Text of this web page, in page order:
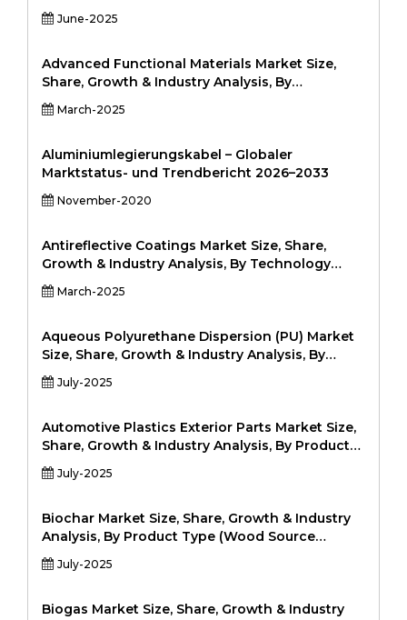
Substrate with ≤ 8 Layers, ABF Substrate with 9–
12 Layers, >12 Layers) By Application (High-End
Devices, Others) By End-User (Semiconductor
Foundries, OSATs, Fabless Companies, OEMs),
and Regional Analysis, 2024-2031
June-2025
Advanced Functional Materials Market Size,
Share, Growth & Industry Analysis, By
Application (Electronics, Automotive,
Healthcare, Energy, Aerospace, Others), By
Biomaterials, High-Performance Polymers,
Others), By End User Industry (Electronics,
Automotive, Healthcare, Energy, Aerospace,
Industrial Applications), and Regional Analysis,
March-2025
Aluminiumlegierungskabel – Globaler
Marktstatus- und Trendbericht 2026–2033
November-2020
Antireflective Coatings Market Size, Share,
Growth & Industry Analysis, By Technology
(Gene Editing, Genetic Sequencing, Molecular
Breeding, Marker-Assisted Selection), By
Improvement, Seed Development, Disease
Resistance, Others), By End User
(Agribusinesses, Research Institutions,
Government Bodies, Farmers), and Regional
March-2025
Aqueous Polyurethane Dispersion (PU) Market
Size, Share, Growth & Industry Analysis, By
Product Type (One-component, Two-
component, Urethane-modified dispersions) By
Textiles, Leather, Others) By End-User
(Automotive, Construction, Furniture,
Packaging, Textiles, Others), and Regional
Analysis, 2024-2031
July-2025
Automotive Plastics Exterior Parts Market Size,
Share, Growth & Industry Analysis, By Product
Type (Bumpers, Fenders, Grilles, Spoilers,
Panels, Mirror Caps, Others) By Material
Polyamide, Polyurethane, Others) By Vehicle
Type (Passenger Cars, Commercial Vehicles,
Electric Vehicles)By End User (OEMs,
Aftermarket), and Regional Analysis, 2024-2031
July-2025
Biochar Market Size, Share, Growth & Industry
Analysis, By Product Type (Wood Source
Biochar, Agricultural Waste Biochar, Animal
Manure Biochar, Others) By Technology (Slow
Application (Agriculture, Water & Wastewater
July-2025
Biogas Market Size, Share, Growth & Industry